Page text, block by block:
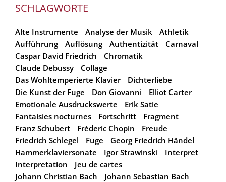
SCHLAGWORTE
Alte Instrumente Analyse der Musik
Athletik
Aufführung
Auflösung Authentizität
Carnaval
Caspar David Friedrich
Chromatik
Claude Debussy
Collage
Das Wohltemperierte Klavier
Dichterliebe
Die Kunst der Fuge
Don Giovanni
Elliot Carter
Emotionale Ausdruckswerte
Erik Satie
Fantaisies nocturnes
Fortschritt
Fragment
Franz Schubert
Fréderic Chopin
Freude
Friedrich Schlegel
Fuge
Georg Friedrich Händel
Hammerklaviersonate
Igor Strawinski
Interpret
Interpretation
Jeu de cartes
Johann Christian Bach
Johann Sebastian Bach